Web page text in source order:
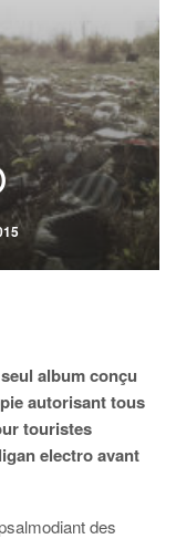
album conçu
autorisant tous
touristes
electro avant
des